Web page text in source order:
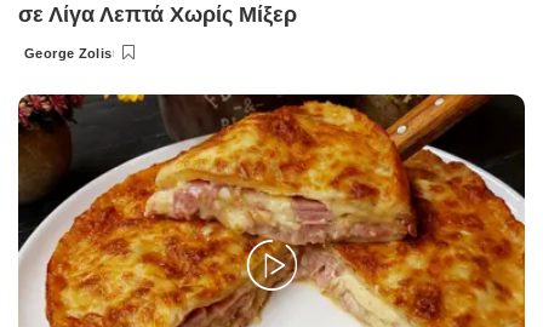
σε Λίγα Λεπτά Χωρίς Μίξερ
Posted
George Zolis